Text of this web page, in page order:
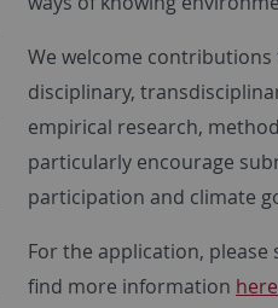
We welcome
disciplinary,
empirical research,
particularly encourage
participation and climate
For the application, please
find more information here